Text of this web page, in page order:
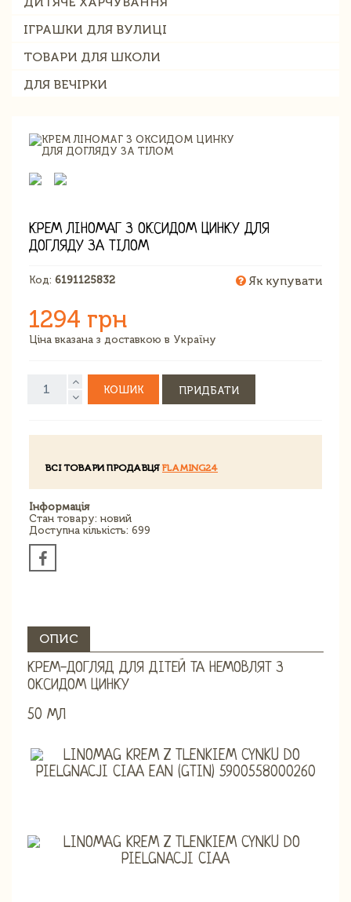
ІГРАШКИ ДЛЯ ВУЛИЦІ
ТОВАРИ ДЛЯ ШКОЛИ
ДЛЯ ВЕЧІРКИ
КРЕМ ЛІНОМАГ З ОКСИДОМ ЦИНКУ ДЛЯ
ДОГЛЯДУ ЗА ТІЛОМ
Код: 6191125832 Як купувати
1294 грн
Ціна вказана з доставкою в Україну
КОШИК ПРИДБАТИ
ВСІ ТОВАРИ ПРОДАВЦЯ FLAMING24
Інформація
Стан товару: новий
Доступна кількість: 699
ОПИС
КРЕМ-ДОГЛЯД ДЛЯ ДІТЕЙ ТА НЕМОВЛЯТ З
ОКСИДОМ ЦИНКУ
50 МЛ